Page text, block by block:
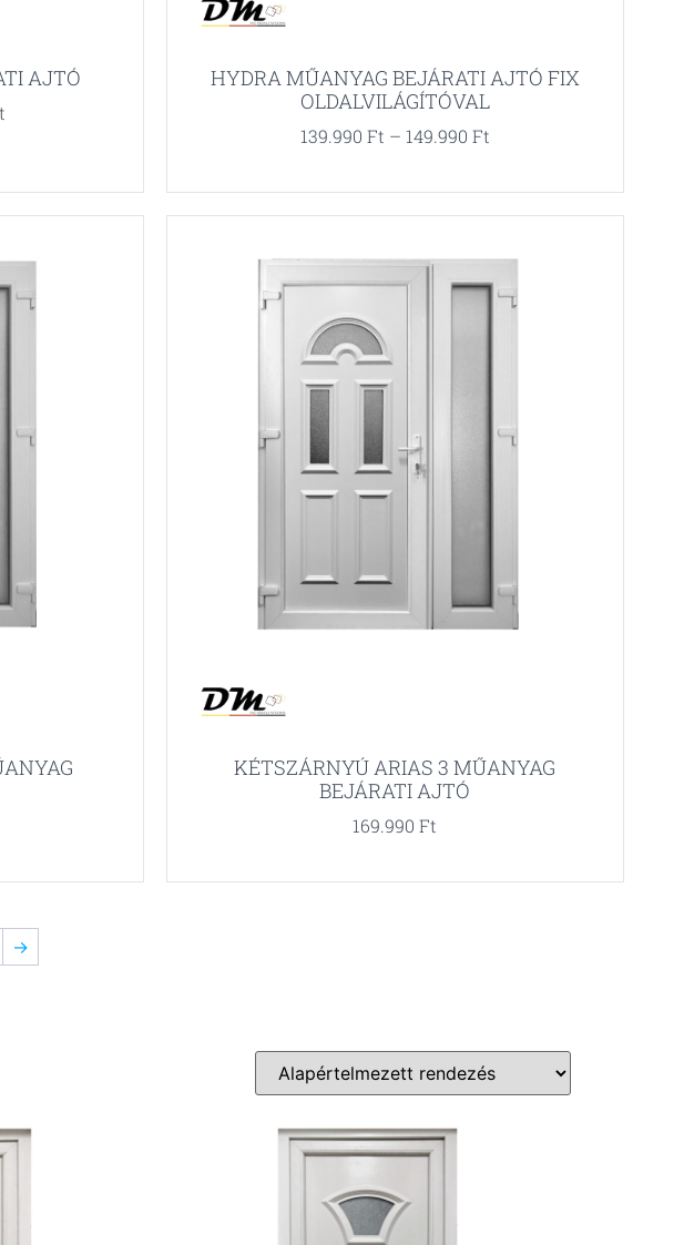
AJTÓ
HYDRA MŰANYAG BEJÁRATI AJTÓ FIX
OLDALVILÁGÍTÓVAL
139.990 Ft – 149.990 Ft
KÉTSZÁRNYÚ ARIAS 3 MŰANYAG
BEJÁRATI AJTÓ
169.990Ft
→